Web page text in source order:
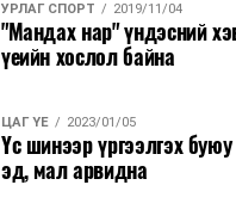
УРЛАГ СПОРТ 2019/11/04
"Мандах нар" үндэсний
үеийн хослол байна
ЦАГ ҮЕ 2023/01/05
Үс шинээр үргээлгэх
эд, мал арвидна